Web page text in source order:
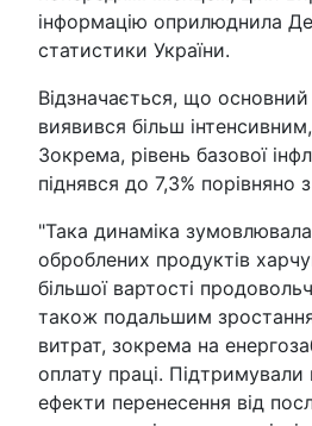
інформацію оприлюднила
статистики України.
Відзначається, що основний
виявився більш
Зокрема, рівень базової
піднявся до 7,3% порівняно
"Така динаміка
оброблених продуктів
більшої вартості
також подальшим
витрат, зокрема на
оплату праці. Підтримували
ефекти перенесення від